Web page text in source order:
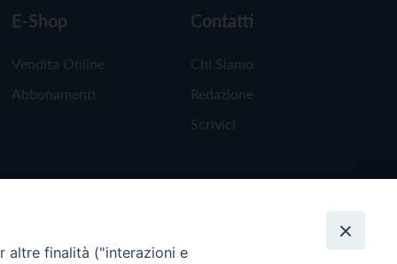
E-Shop
Vendita Online
Abbonamenti
Contatti
Chi Siamo
Redazione
Scrivici
altre finalità ("interazioni e